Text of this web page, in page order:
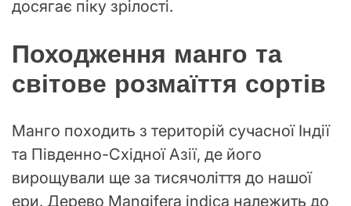
досягає піку зрілості.
Походження манго та
світове розмаїття сортів
Манго походить з територій сучасної Індії
та Південно-Східної Азії, де його
вирощували ще за тисячоліття до нашої
ери. Дерево Mangifera indica належить до